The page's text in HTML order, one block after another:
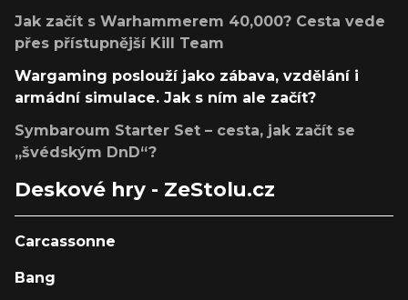
Jak začít s Warhammerem 40,000? Cesta vede
přes přístupnější Kill Team
Wargaming poslouží jako zábava, vzdělání i
armádní simulace. Jak s ním ale začít?
Symbaroum Starter Set – cesta, jak začít se
„švédským DnD“?
Deskové hry - ZeStolu.cz
Carcassonne
Bang